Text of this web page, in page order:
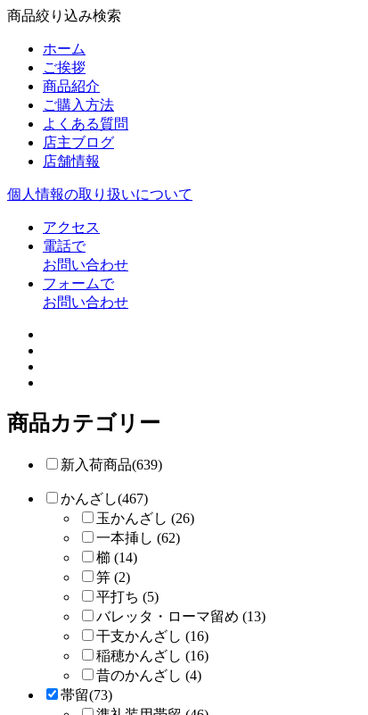
商品絞り込み検索
ホーム
ご挨拶
商品紹介
ご購入方法
よくある質問
店主ブログ
店舗情報
個人情報の取り扱いについて
アクセス
電話で
お問い合わせ
フォームで
お問い合わせ
商品カテゴリー
新入荷商品(639)
かんざし(467)
玉かんざし (26)
一本挿し (62)
櫛 (14)
笄 (2)
平打ち (5)
バレッタ・ローマ留め (13)
干支かんざし (16)
稲穂かんざし (16)
昔のかんざし (4)
帯留(73)